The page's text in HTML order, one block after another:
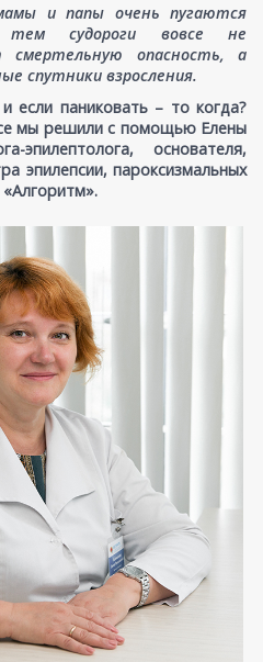
и папы очень пугаются
тем судороги вовсе не
смертельную опасность, а
спутники взросления.
если паниковать – то когда?
мы решили с помощью Елены
основателя,
эпилепсии, пароксизмальных